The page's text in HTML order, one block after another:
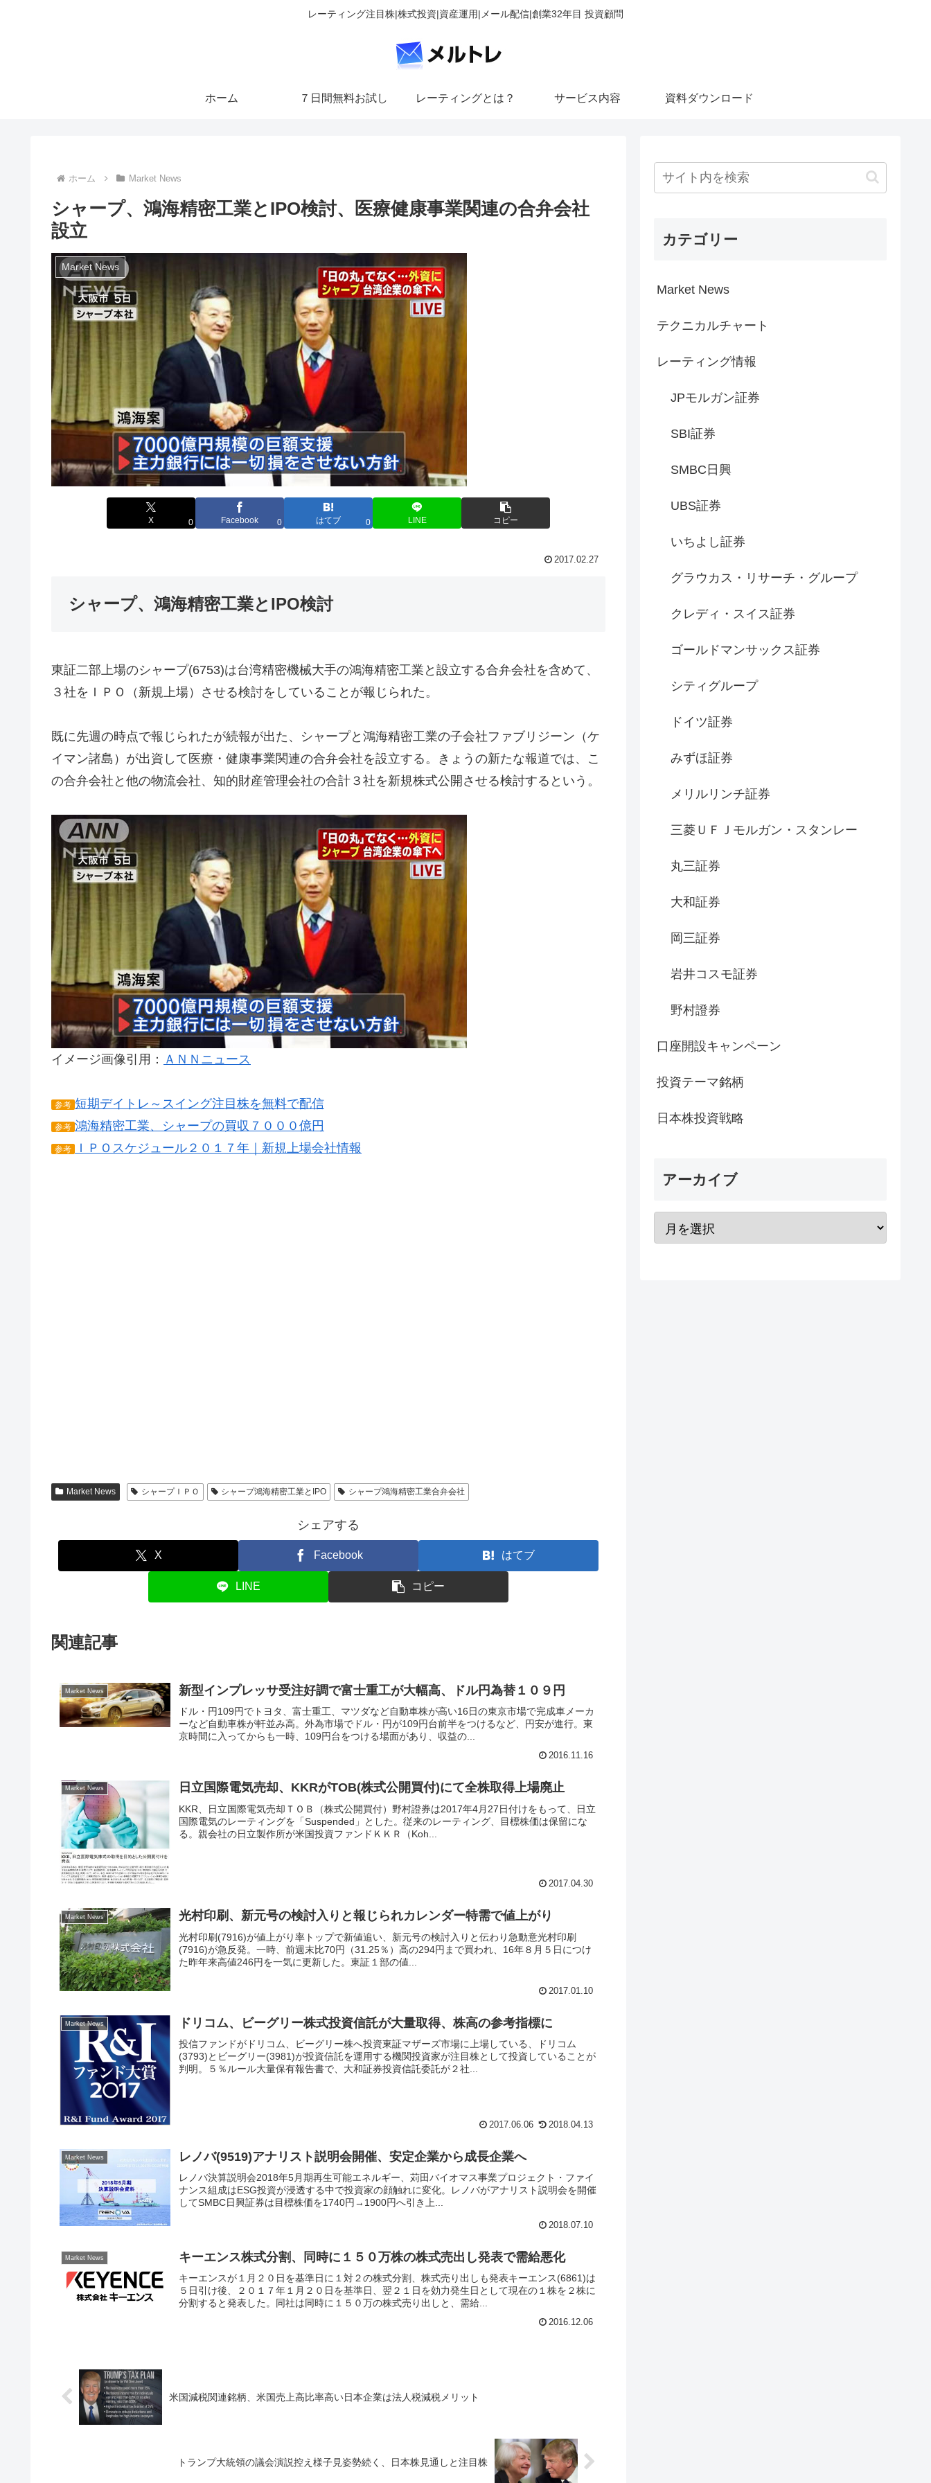
レーティング注目株|株式投資|資産運用|メール配信|創業32年目 投資顧問
ホーム ７日間無料お試し レーティングとは？ サービス内容 資料ダウンロード
ホーム Market News
シャープ、鴻海精密工業とIPO検討、医療健康事業関連の合弁会社
設立
Market News
X 0 Facebook 0 はてブ 0 LINE コピー
2017.02.27
シャープ、鴻海精密工業とIPO検討
東証二部上場のシャープ(6753)は台湾精密機械大手の鴻海精密工業と設立する合弁会社を含めて、
３社をＩＰＯ（新規上場）させる検討をしていることが報じられた。
既に先週の時点で報じられたが続報が出た、シャープと鴻海精密工業の子会社ファブリジーン（ケ
イマン諸島）が出資して医療・健康事業関連の合弁会社を設立する。きょうの新たな報道では、こ
の合弁会社と他の物流会社、知的財産管理会社の合計３社を新規株式公開させる検討するという。
イメージ画像引用： ＡＮＮニュース
参考 短期デイトレ～スイング注目株を無料で配信
参考 鴻海精密工業、シャープの買収７０００億円
参考 ＩＰＯスケジュール２０１７年｜新規上場会社情報
Market News シャープＩＰＯ シャープ鴻海精密工業とIPO シャープ鴻海精密工業合弁会社
シェアする
X Facebook はてブ
LINE コピー
関連記事
Market News 新型インプレッサ受注好調で富士重工が大幅高、ドル円為替１０９円
ドル・円109円でトヨタ、富士重工、マツダなど自動車株が高い16日の東京市場で完成車メーカ
ーなど自動車株が軒並み高。外為市場でドル・円が109円台前半をつけるなど、円安が進行。東
京時間に入ってからも一時、109円台をつける場面があり、収益の...
2016.11.16
Market News 日立国際電気売却、KKRがTOB(株式公開買付)にて全株取得上場廃止
KKR、日立国際電気売却ＴＯＢ（株式公開買付）野村證券は2017年4月27日付けをもって、日立
国際電気のレーティングを「Suspended」とした。従来のレーティング、目標株価は保留にな
る。親会社の日立製作所が米国投資ファンドＫＫＲ（Koh...
2017.04.30
Market News 光村印刷、新元号の検討入りと報じられカレンダー特需で値上がり
光村印刷(7916)が値上がり率トップで新値追い、新元号の検討入りと伝わり急動意光村印刷
(7916)が急反発。一時、前週末比70円（31.25％）高の294円まで買われ、16年８月５日につけ
た昨年来高値246円を一気に更新した。東証１部の値...
2017.01.10
Market News ドリコム、ビーグリー株式投資信託が大量取得、株高の参考指標に
投信ファンドがドリコム、ビーグリー株へ投資東証マザーズ市場に上場している、ドリコム
(3793)とビーグリー(3981)が投資信託を運用する機関投資家が注目株として投資していることが
判明。５％ルール大量保有報告書で、大和証券投資信託委託が２社...
2017.06.06 2018.04.13
Market News レノバ(9519)アナリスト説明会開催、安定企業から成長企業へ
レノバ決算説明会2018年5月期再生可能エネルギー、苅田バイオマス事業プロジェクト・ファイ
ナンス組成はESG投資が浸透する中で投資家の顔触れに変化。レノバがアナリスト説明会を開催
してSMBC日興証券は目標株価を1740円→1900円へ引き上...
2018.07.10
Market News キーエンス株式分割、同時に１５０万株の株式売出し発表で需給悪化
キーエンスが１月２０日を基準日に１対２の株式分割、株式売り出しも発表キーエンス(6861)は
５日引け後、２０１７年１月２０日を基準日、翌２１日を効力発生日として現在の１株を２株に
分割すると発表した。同社は同時に１５０万の株式売り出しと、需給...
2016.12.06
米国減税関連銘柄、米国売上高比率高い日本企業は法人税減税メリット
トランプ大統領の議会演説控え様子見姿勢続く、日本株見通しと注目株
カテゴリー
Market News
テクニカルチャート
レーティング情報
JPモルガン証券
SBI証券
SMBC日興
UBS証券
いちよし証券
グラウカス・リサーチ・グループ
クレディ・スイス証券
ゴールドマンサックス証券
シティグループ
ドイツ証券
みずほ証券
メリルリンチ証券
三菱ＵＦＪモルガン・スタンレー
丸三証券
大和証券
岡三証券
岩井コスモ証券
野村證券
口座開設キャンペーン
投資テーマ銘柄
日本株投資戦略
アーカイブ